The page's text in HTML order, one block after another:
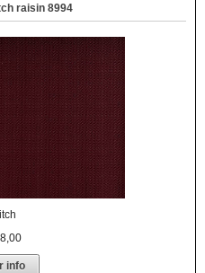
raisin 8994
info